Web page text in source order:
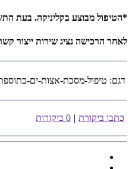
*הטיפול מבוצע בקליניקה. בעת
לאחר הרכישה נציג שירות ייצור
דגם: טיפול-מסכת-אצות-ים-
כתבו ביקורת | 0 ביקורות